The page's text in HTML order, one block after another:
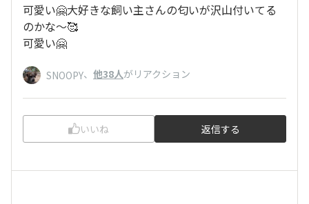
可愛い🤗大好きな飼い主さんの匂いが沢山付いてる
のかな～🥰
可愛い🤗
SNOOPY、 他38人がリアクション
いいね 返信する